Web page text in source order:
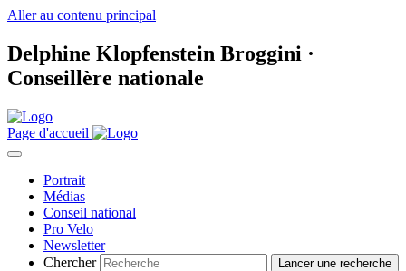
Aller au contenu principal
Delphine Klopfenstein Broggini ·
Conseillère nationale
Page d'accueil
Portrait
Médias
Conseil national
Pro Velo
Newsletter
Chercher